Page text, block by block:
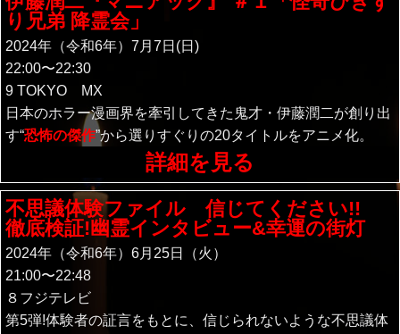
り兄弟 降霊会」
2024年（令和6年）7月7日(日)
22:00〜22:30
9 TOKYO MX
日本のホラー漫画界を牽引してきた鬼才・伊藤潤二が創り出
す“恐怖の傑作”から選りすぐりの20タイトルをアニメ化。
詳細を見る
不思議体験ファイル 信じてください!!
徹底検証!幽霊インタビュー&幸運の街灯
2024年（令和6年）6月25日（火）
21:00〜22:48
８フジテレビ
第5弾!体験者の証言をもとに、信じられないような不思議体